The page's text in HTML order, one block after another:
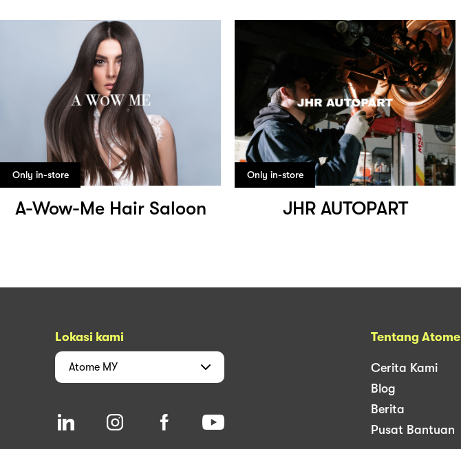
Only in-store
A-Wow-Me Hair Saloon
Only in-store
JHR AUTOPART
Lokasi kami
Atome MY
Tentang Atome
Cerita Kami
Blog
Berita
Pusat Bantuan